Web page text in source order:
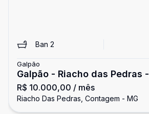
Ban 2
Galpão
Galpão - Riacho das Pedras -
Contagem
R$ 10.000,00 / mês
Riacho Das Pedras, Contagem - MG